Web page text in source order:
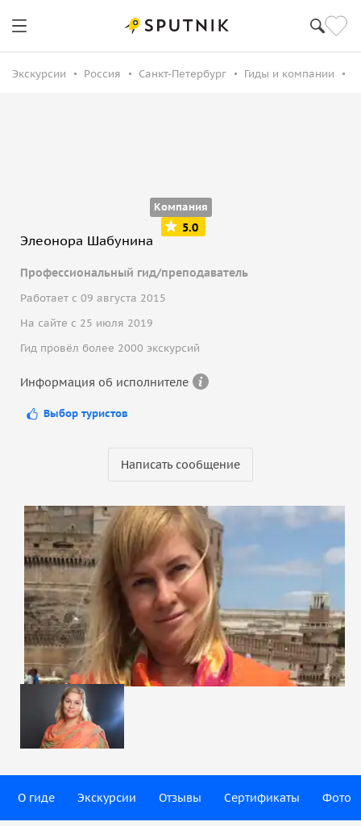
Экскурсии Россия Санкт-Петербург Гиды и компании
Компания
Элеонора Шабунина
5.0
Профессиональный гид/преподаватель
Работает с 09 августа 2015
На сайте с 25 июля 2019
Гид провёл более 2000 экскурсий
Информация об исполнителе
Выбор туристов
Написать сообщение
О гиде Экскурсии Отзывы Сертификаты Фото